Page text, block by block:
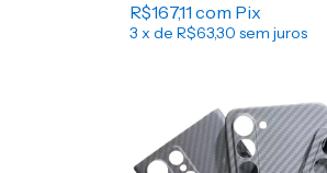
R$167,11 com Pix
3 x de R$63,30 sem juros